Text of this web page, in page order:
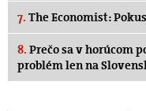
7. The Economist:
8. Prečo sa v horúcom
problém len na